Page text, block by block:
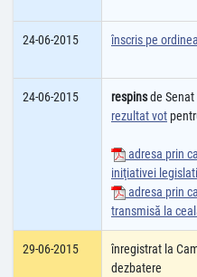
24-06-2015 înscris pe
24-06-2015 respinsde Senat
rezultat vot
adresa prin
iniţiativei
adresa prin
transmisă la
29-06-2015
înregistrat la
dezbatere